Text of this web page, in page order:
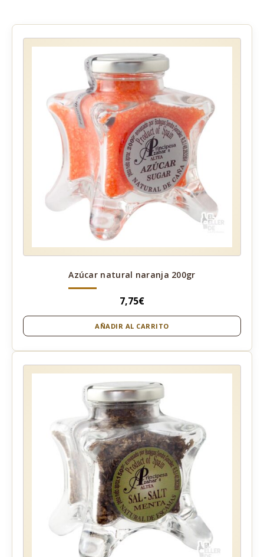
Azúcar natural naranja 200gr
7,75€
AÑADIR AL CARRITO